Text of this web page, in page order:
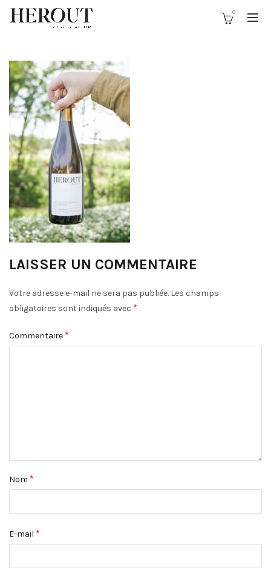
0
LAISSER UN COMMENTAIRE
Votre adresse e-mail ne sera pas publiée. Les champs
obligatoires sont indiqués avec *
Commentaire *
Nom *
E-mail *